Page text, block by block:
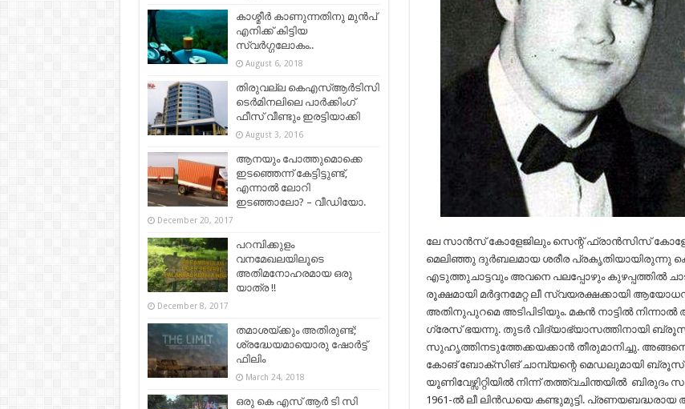
ലേ സാൻസ് കോളേജിലും സെന്റ് ഫ്രാൻസിസ്
മെലിഞ്ഞു ദുർബലമായ ശരീര പ്രകൃതിയായിരുന്നു
എടുത്തുചാട്ടവും അവനെ പലപ്പോഴും കുഴപ്പത്തിൽ
രൂക്ഷമായി മർദ്ദനമേറ്റ ലീ സ്വയരക്ഷക്കായി
അതിനുപുറമെ അടിപിടിയും. മകൻ നാട്ടിൽ
ഗ്രേസ് ഭയന്നു. തുടർ വിദ്യാഭ്യാസത്തിനായി
സുഹൃത്തിനടുത്തേക്കയക്കാൻ തീരുമാനിച്ചു.
കോങ് ബോക്സിങ് ചാമ്പ്യന്റെ മെഡലുമായി
യൂണിവേഴ്സിറ്റിയിൽ നിന്ന് തത്ത്വചിന്തയിൽ ‍ ബിരുദം
1961-ൽ ലീ ലിൻഡയെ കണ്ടുമുട്ടി. പ്രണയബദ്ധരായ
കാശ്മീർ കാണുന്നതിനു മുൻപ്
എനിക്ക് കിട്ടിയ
സ്വർഗ്ഗലോകം..
August 6, 2018
തിരുവല്ല കെഎസ്ആര്‍ടിസി
ടെര്‍മിനലിലെ പാര്‍ക്കിംഗ്
ഫീസ് വീണ്ടും ഇരട്ടിയാക്കി
August 3, 2016
ആനയും പോത്തുമൊക്കെ
ഇടഞ്ഞെന്ന് കേട്ടിട്ടുണ്ട്,
എന്നാല്‍ ലോറി
ഇടഞ്ഞാലോ? – വീഡിയോ.
December 20, 2017
പറമ്പിക്കുളം
വനമേഖലയിലൂടെ
അതിമനോഹരമായ ഒരു
യാത്ര !!
December 8, 2017
തമാശയ്ക്കും അതിരുണ്ട്;
ശ്രദ്ധേയമായൊരു ഷോര്‍ട്ട്
ഫിലിം
March 24, 2018
ഒരു കെ എസ് ആര്‍ ടി സി